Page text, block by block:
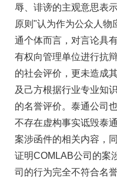
辱、诽谤的主观意思表
原则"认为作为公众人物
通个体而言，对言论具
有权向管理单位进行抗
的社会评价，更未造成
及己方根据行业专业知
的名誉评价。泰通公司
不存在虚构事实诋毁泰
案涉函件的相关内容，
证明COMLAB公司的案
司的行为完全不符合名